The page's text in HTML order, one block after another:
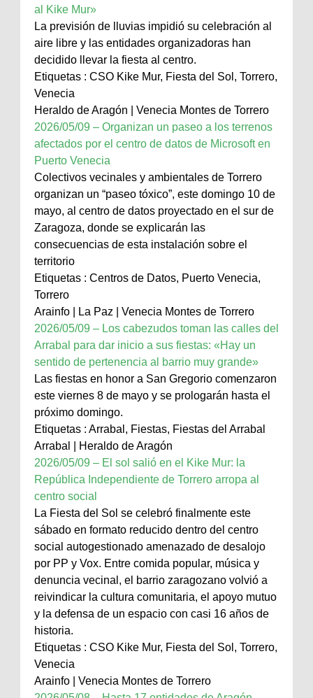
al Kike Mur»
La previsión de lluvias impidió su celebración al
aire libre y las entidades organizadoras han
decidido llevar la fiesta al centro.
Etiquetas : CSO Kike Mur, Fiesta del Sol, Torrero,
Venecia
Heraldo de Aragón | Venecia Montes de Torrero
2026/05/09 – Organizan un paseo a los terrenos
afectados por el centro de datos de Microsoft en
Puerto Venecia
Colectivos vecinales y ambientales de Torrero
organizan un “paseo tóxico”, este domingo 10 de
mayo, al centro de datos proyectado en el sur de
Zaragoza, donde se explicarán las
consecuencias de esta instalación sobre el
territorio
Etiquetas : Centros de Datos, Puerto Venecia,
Torrero
Arainfo | La Paz | Venecia Montes de Torrero
2026/05/09 – Los cabezudos toman las calles del
Arrabal para dar inicio a sus fiestas: «Hay un
sentido de pertenencia al barrio muy grande»
Las fiestas en honor a San Gregorio comenzaron
este viernes 8 de mayo y se prologarán hasta el
próximo domingo.
Etiquetas : Arrabal, Fiestas, Fiestas del Arrabal
Arrabal | Heraldo de Aragón
2026/05/09 – El sol salió en el Kike Mur: la
República Independiente de Torrero arropa al
centro social
La Fiesta del Sol se celebró finalmente este
sábado en formato reducido dentro del centro
social autogestionado amenazado de desalojo
por PP y Vox. Entre comida popular, música y
denuncia vecinal, el barrio zaragozano volvió a
reivindicar la cultura comunitaria, el apoyo mutuo
y la defensa de un espacio con casi 16 años de
historia.
Etiquetas : CSO Kike Mur, Fiesta del Sol, Torrero,
Venecia
Arainfo | Venecia Montes de Torrero